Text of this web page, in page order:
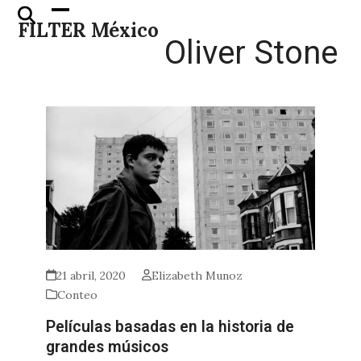
Skip
FILTER México
Open
mobile
Close
mobile
Oliver Stone
21 abril, 2020
Elizabeth Munoz
Conteo
Películas basadas en la historia de
grandes músicos